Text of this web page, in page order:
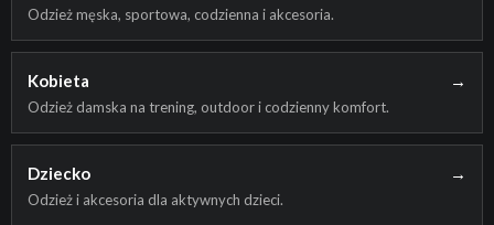
Odzież męska, sportowa, codzienna i akcesoria.
Kobieta →
Odzież damska na trening, outdoor i codzienny komfort.
Dziecko →
Odzież i akcesoria dla aktywnych dzieci.